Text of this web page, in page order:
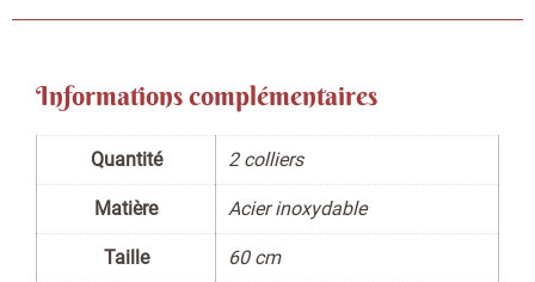
Informations complémentaires
Quantité 2 colliers
Matière Acier inoxydable
Taille 60 cm